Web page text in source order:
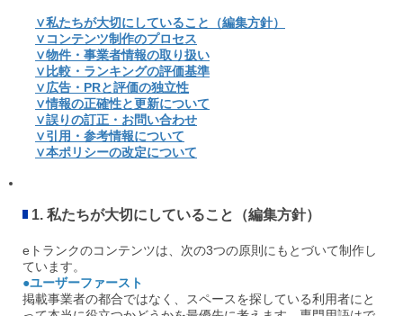
∨私たちが大切にしていること（編集方針）
∨コンテンツ制作のプロセス
∨物件・事業者情報の取り扱い
∨比較・ランキングの評価基準
∨広告・PRと評価の独立性
∨情報の正確性と更新について
∨誤りの訂正・お問い合わせ
∨引用・参考情報について
∨本ポリシーの改定について
1. 私たちが大切にしていること（編集方針）
eトランクのコンテンツは、次の3つの原則にもとづいて制作し
ています。
●ユーザーファースト
掲載事業者の都合ではなく、スペースを探している利用者にと